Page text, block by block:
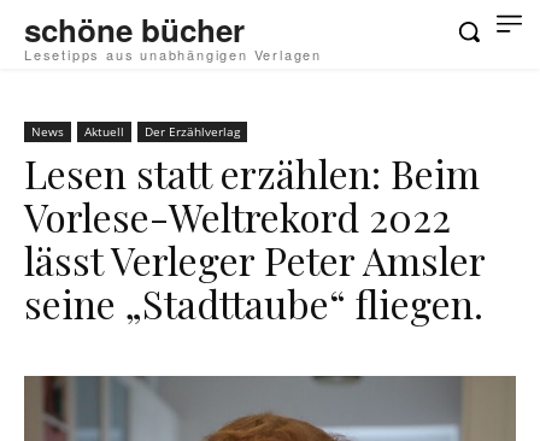
schöne bücher
Lesetipps aus unabhängigen Verlagen
News Aktuell Der Erzählverlag
Lesen statt erzählen: Beim
Vorlese-Weltrekord 2022
lässt Verleger Peter Amsler
seine „Stadttaube“ fliegen.